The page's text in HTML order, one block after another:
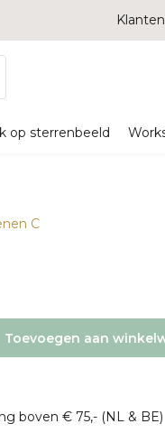
op sterrenbeeld
C
Toevoegen aan
boven € 75,- (NL & BE)